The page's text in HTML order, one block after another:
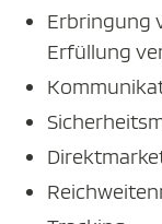
Erbringung
Erfüllung